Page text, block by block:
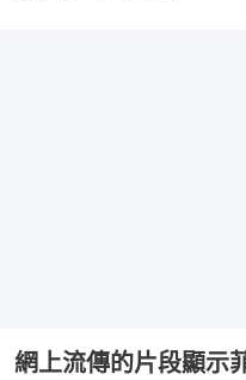
網上流傳的片段顯示